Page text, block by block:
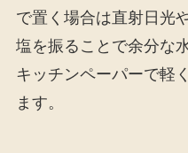
で置く場合は直射日光
塩を振ることで余分な
キッチンペーパーで軽
ます。